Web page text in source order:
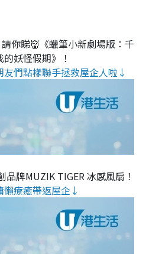
請你睇👹《蠟筆小新劇場版：千
妖怪假期》！
們點樣聯手拯救屋企人啦↓
品牌MUZIK TIGER 冰感風扇！
懶療癒帶返屋企↓